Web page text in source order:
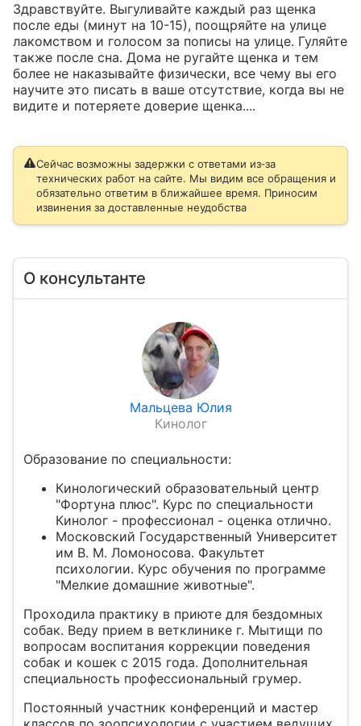
Здравствуйте. Выгуливайте каждый раз щенка
после еды (минут на 10-15), поощряйте на улице
лакомством и голосом за пописы на улице. Гуляйте
также после сна. Дома не ругайте щенка и тем
более не наказывайте физически, все чему вы его
научите это писать в ваше отсутствие, когда вы не
видите и потеряете доверие щенка.​...
Сейчас возможны задержки с ответами из‑за
технических работ на сайте. Мы видим все обращения и
обязательно ответим в ближайшее время. Приносим
извинения за доставленные неудобства
О консультанте
Мальцева Юлия
Кинолог
Образование по специальности:
Кинологический образовательный центр
"Фортуна плюс". Курс по специальности
Кинолог - профессионал - оценка отлично.
Московский Государственный Университет
им В. М. Ломоносова. Факультет
психологии. Курс обучения по программе
"Мелкие домашние животные".
Проходила практику в приюте для бездомных
собак. Веду прием в ветклинике г. Мытищи по
вопросам воспитания коррекции поведения
собак и кошек с 2015 года. Дополнительная
специальность профессиональный грумер.
Постоянный участник конференций и мастер